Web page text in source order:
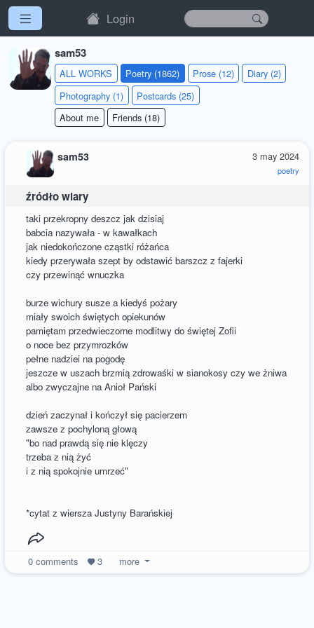
Login
sam53
ALL WORKS Poetry (1862) Prose (12)
Diary (2)
Photography (1)
Postcards (25)
About me
Friends (18)
3 may 2024
poetry
sam53
źródło wiary
taki przekropny deszcz jak dzisiaj
babcia nazywała - w kawałkach
jak niedokończone cząstki różańca
kiedy przerywała szept by odstawić barszcz z fajerki
czy przewinąć wnuczka
burze wichury susze a kiedyś pożary
miały swoich świętych opiekunów
pamiętam przedwieczorne modlitwy do świętej Zofii
o noce bez przymrozków
pełne nadziei na pogodę
jeszcze w uszach brzmią zdrowaśki w sianokosy czy we żniwa
albo zwyczajne na Anioł Pański
dzień zaczynał i kończył się pacierzem
zawsze z pochyloną głową
"bo nad prawdą się nie klęczy
trzeba z nią żyć
i z nią spokojnie umrzeć"
*cytat z wiersza Justyny Barańskiej
0comments 3 more